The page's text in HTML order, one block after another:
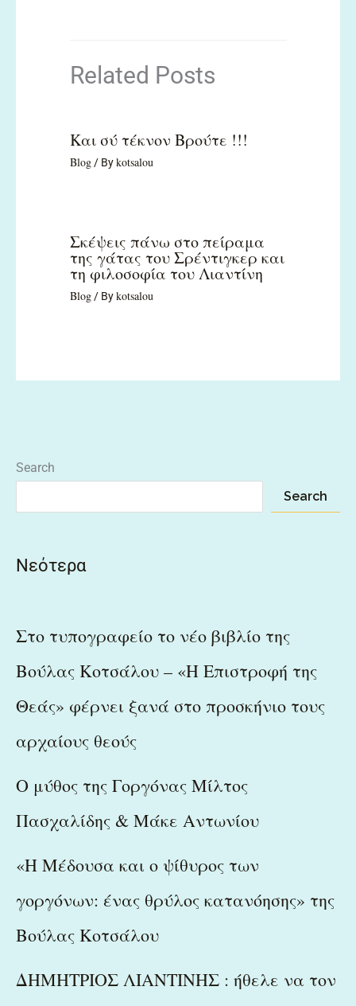
Related Posts
Και σύ τέκνον Βρούτε !!!
Blog/ Bykotsalou
Σκέψεις πάνω στο πείραμα
της γάτας του Σρέντιγκερ και
τη φιλοσοφία του Λιαντίνη
Blog/ Bykotsalou
Search
Search
Νεότερα
Στο τυπογραφείο το νέο βιβλίο της
Βούλας Κοτσάλου – «Η Επιστροφή της
Θεάς» φέρνει ξανά στο προσκήνιο τους
αρχαίους θεούς
Ο μύθος της Γοργόνας Μίλτος
Πασχαλίδης & Μάκε Αντωνίου
«Η Μέδουσα και ο ψίθυρος των
γοργόνων: ένας θρύλος κατανόησης» της
Βούλας Κοτσάλου
ΔΗΜΗΤΡΙΟΣ ΛΙΑΝΤΙΝΗΣ : ήθελε να τον